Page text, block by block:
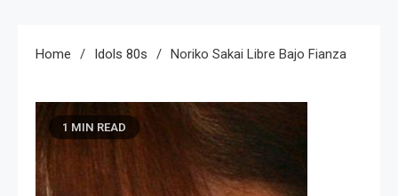
Home Idols 80s Noriko Sakai Libre Bajo Fianza
1 MIN READ